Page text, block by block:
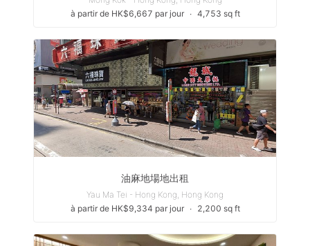
à partir de HK$6,667 par jour
∙ 4,753 sq ft
油麻地場地出租
Yau Ma Tei - Hong Kong, Hong Kong
à partir de HK$9,334 par jour
∙ 2,200 sq ft